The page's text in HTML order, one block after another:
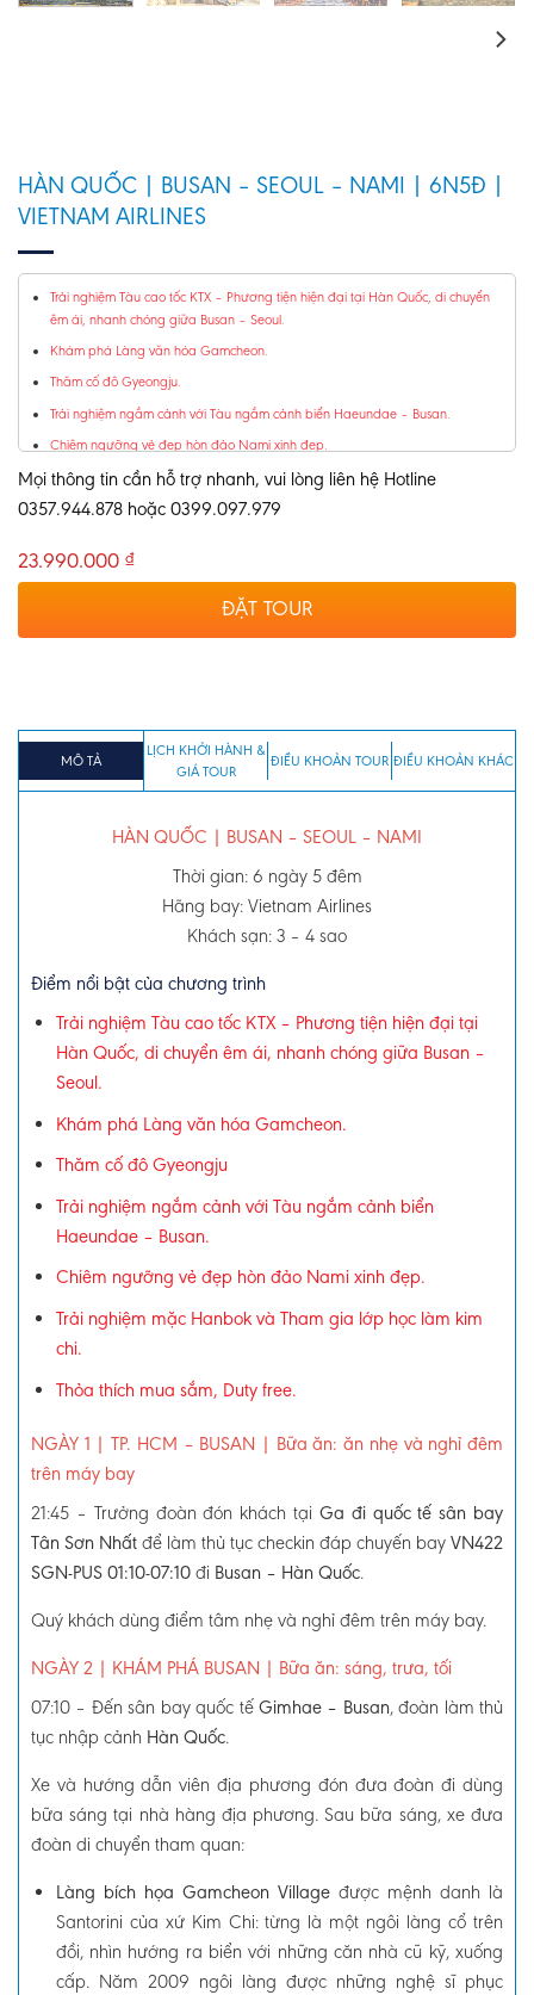
HÀN QUỐC | BUSAN – SEOUL – NAMI | 6N5Đ |
VIETNAM AIRLINES
Trải nghiệm Tàu cao tốc KTX – Phương tiện hiện đại tại Hàn Quốc, di chuyển
êm ái, nhanh chóng giữa Busan – Seoul.
Khám phá Làng văn hóa Gamcheon.
Thăm cố đô Gyeongju.
Trải nghiệm ngắm cảnh với Tàu ngắm cảnh biển Haeundae – Busan.
Chiêm ngưỡng vẻ đẹp hòn đảo Nami xinh đẹp.
Trải nghiệm mặc Hanbok và Tham gia lớp học làm kim chi.
Thỏa thích mua sắm, Duty free.
Mọi thông tin cần hỗ trợ nhanh, vui lòng liên hệ Hotline
0357.944.878 hoặc 0399.097.979
23.990.000 ₫
ĐẶT TOUR
MÔ TẢ
LỊCH KHỞI HÀNH &
GIÁ TOUR
ĐIỀU KHOẢN TOUR ĐIỀU KHOẢN KHÁC
HÀN QUỐC | BUSAN – SEOUL – NAMI
Thời gian: 6 ngày 5 đêm
Hãng bay: Vietnam Airlines
Khách sạn: 3 – 4 sao
Điểm nổi bật của chương trình
Trải nghiệm Tàu cao tốc KTX – Phương tiện hiện đại tại
Hàn Quốc, di chuyển êm ái, nhanh chóng giữa Busan –
Seoul.
Khám phá Làng văn hóa Gamcheon.
Thăm cố đô Gyeongju
Trải nghiệm ngắm cảnh với Tàu ngắm cảnh biển
Haeundae – Busan.
Chiêm ngưỡng vẻ đẹp hòn đảo Nami xinh đẹp.
Trải nghiệm mặc Hanbok và Tham gia lớp học làm kim
chi.
Thỏa thích mua sắm, Duty free.
NGÀY 1 | TP. HCM – BUSAN | Bữa ăn: ăn nhẹ và nghỉ đêm
trên máy bay
21:45 – Trưởng đoàn đón khách tại Ga đi quốc tế sân bay
Tân Sơn Nhất để làm thủ tục checkin đáp chuyến bay VN422
SGN-PUS 01:10-07:10 đi Busan – Hàn Quốc.
Quý khách dùng điểm tâm nhẹ và nghỉ đêm trên máy bay.
NGÀY 2 | KHÁM PHÁ BUSAN | Bữa ăn: sáng, trưa, tối
07:10 – Đến sân bay quốc tế Gimhae – Busan, đoàn làm thủ
tục nhập cảnh Hàn Quốc.
Xe và hướng dẫn viên địa phương đón đưa đoàn đi dùng
bữa sáng tại nhà hàng địa phương.Sau bữa sáng, xe đưa
đoàn di chuyển tham quan:
Làng bích họa Gamcheon Village được mệnh danh là
Santorini của xứ Kim Chi: từng là một ngôi làng cổ trên
đồi, nhìn hướng ra biển với những căn nhà cũ kỹ, xuống
cấp. Năm 2009 ngôi làng được những nghệ sĩ phục